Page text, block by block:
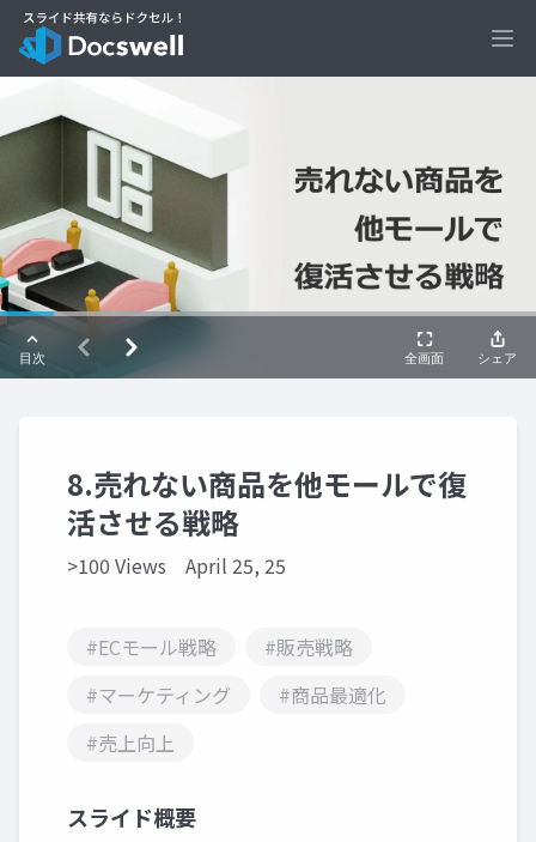
8.売れない商品を他モールで復
活させる戦略
>100 Views April 25, 25
#ECモール戦略
#販売戦略
#マーケティング
#商品最適化
#売上向上
スライド概要